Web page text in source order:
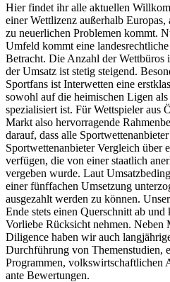
Hier findet ihr alle aktuellen
einer Wettlizenz außerhalb
zu neuerlichen Problemen kommt.
Umfeld kommt eine
Betracht. Die Anzahl der Wettbüros
der Umsatz ist stetig steigend.
Sportfans ist Interwetten eine
sowohl auf die heimischen Ligen
spezialisiert ist. Für Wettspieler aus
Markt also hervorragende
darauf, dass alle
Sportwettenanbieter Vergleich über
verfügen, die von einer staatlich
vergeben wurde. Laut
einer fünffachen Umsetzung
ausgezahlt werden zu können.
Ende stets einen Querschnitt ab
Vorliebe Rücksicht nehmen. Neben
Diligence haben wir auch
Durchführung von Themenstudien,
Programmen, volkswirtschaftlichen
ante Bewertungen.